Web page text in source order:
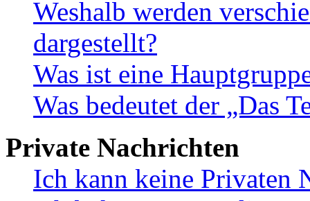
Weshalb werden
dargestellt?
Was ist eine
Was bedeutet der „Das
Private Nachrichten
Ich kann keine Privaten